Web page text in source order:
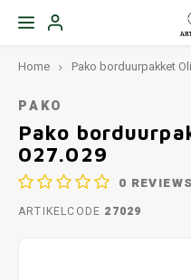
Home Pako borduurpakket
PAKO
Pako
027.029
0 REVIEWS
ARTIKELCODE 27029